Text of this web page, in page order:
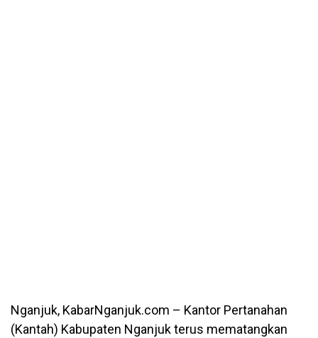
Nganjuk, KabarNganjuk.com – Kantor Pertanahan
(Kantah) Kabupaten Nganjuk terus mematangkan